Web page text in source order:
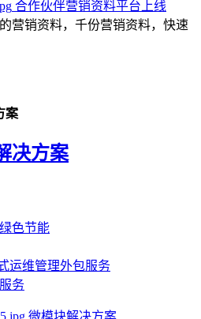
合作伙伴营销资料平台上线
营销资料，千份营销资料，快速
案
决方案
色节能
运维管理外包服务
务
微模块解决方案